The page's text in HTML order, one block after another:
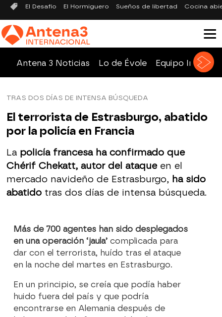
El Desafío El Hormiguero Sueños de libertad Cocina
Antena 3 Noticias Lo de Évole Equipo
TRAS DOS DÍAS DE INTENSA BÚSQUEDA
El terrorista de Estrasburgo, abatido
por la policía en Francia
Lapolicía francesa ha confirmado que
Chérif Chekatt, autor del ataque en el
mercado navideño de Estrasburgo, ha sido
abatido tras dos días de intensa búsqueda.
Más de 700 agentes han sido desplegados
en una operación ‘jaula’ complicada para
dar con el terrorista, huído tras el ataque
en la noche del martes en Estrasburgo.
En un principio, se creía que podía haber
huido fuera del país y que podría
encontrarse en Alemania después de